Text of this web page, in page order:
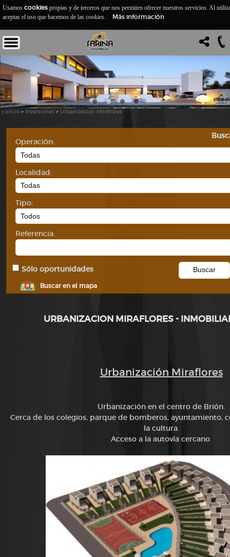
:: Inicio > Inversiones > Urbanizacion Miraflores
Operación:
Localidad:
Tipo:
Referencia:
Sólo oportunidades
Buscar en el mapa
URBANIZACION MIRAFLORES -
Urbanización Miraflores
Urbanización en el centro de Brión.
Cerca de los colegios, parque de bomberos, ayuntamiento,
la cultura.
Acceso a la autovía cercano.
Usamos cookies propias y de terceros que nos permiten ofrecer nuestros servicios. Al
aceptas el uso que hacemos de las cookies.
Más información